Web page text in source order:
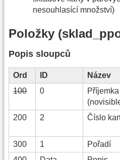
nesouhlasící množství)
Položky
Popis sloupců
Ord ID Název
100
0
Příjemka
200 2 Číslo
300 1 Pořadí